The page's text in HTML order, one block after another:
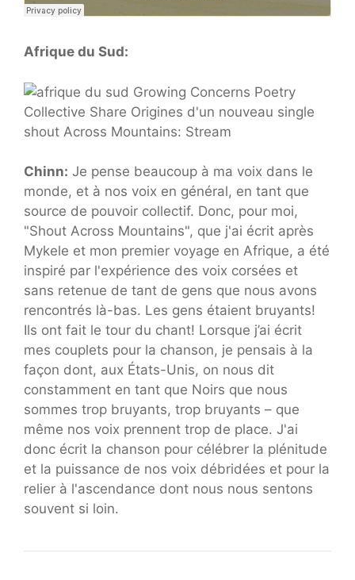
Afrique du Sud:
Chinn: Je pense beaucoup à ma voix dans le
monde, et à nos voix en général, en tant que
source de pouvoir collectif. Donc, pour moi,
"Shout Across Mountains", que j'ai écrit après
Mykele et mon premier voyage en Afrique, a été
inspiré par l'expérience des voix corsées et
sans retenue de tant de gens que nous avons
rencontrés là-bas. Les gens étaient bruyants!
Ils ont fait le tour du chant! Lorsque j’ai écrit
mes couplets pour la chanson, je pensais à la
façon dont, aux États-Unis, on nous dit
constamment en tant que Noirs que nous
sommes trop bruyants, trop bruyants – que
même nos voix prennent trop de place. J'ai
donc écrit la chanson pour célébrer la plénitude
et la puissance de nos voix débridées et pour la
relier à l'ascendance dont nous nous sentons
souvent si loin.